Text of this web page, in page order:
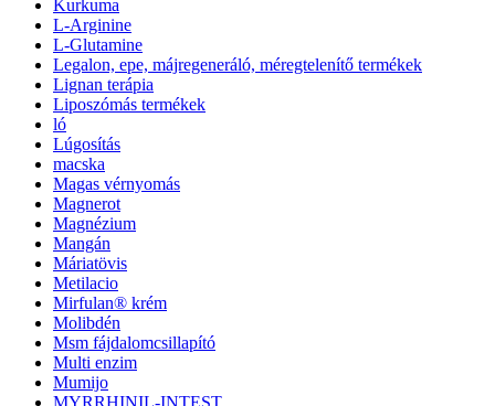
Kurkuma
L-Arginine
L-Glutamine
Legalon, epe, májregeneráló, méregtelenítő termékek
Lignan terápia
Liposzómás termékek
ló
Lúgosítás
macska
Magas vérnyomás
Magnerot
Magnézium
Mangán
Máriatövis
Metilacio
Mirfulan® krém
Molibdén
Msm fájdalomcsillapító
Multi enzim
Mumijo
MYRRHINIL-INTEST